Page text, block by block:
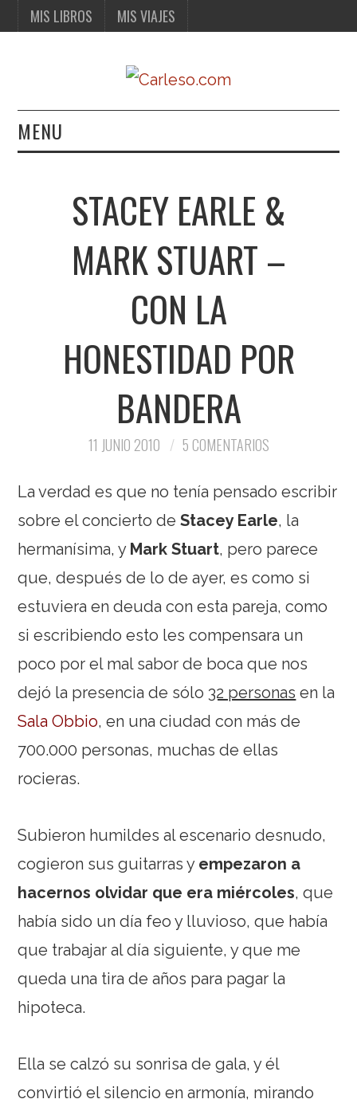
MIS LIBROS MIS VIAJES
MENU
MIS VIAJES
STACEY EARLE &
MARK STUART –
CON LA
HONESTIDAD POR
BANDERA
11 JUNIO 2010 5 COMENTARIOS
La verdad es que no tenía pensado escribir
sobre el concierto deStacey Earle, la
hermanísima, y Mark Stuart, pero parece
que, después de lo de ayer, es como si
estuviera en deuda con esta pareja, como
si escribiendo esto les compensara un
poco por el mal sabor de boca que nos
dejó la presencia de sólo 32 personas en la
Sala Obbio, en una ciudad con más de
700.000 personas, muchas de ellas
rocieras.
Subieron humildes al escenario desnudo,
cogieron sus guitarras y empezaron a
hacernos olvidar que era miércoles, que
había sido un día feo y lluvioso, que había
que trabajar al día siguiente, y que me
queda una tira de años para pagar la
hipoteca.
Ella se calzó su sonrisa de gala, y él
convirtió el silencio en armonía, mirando